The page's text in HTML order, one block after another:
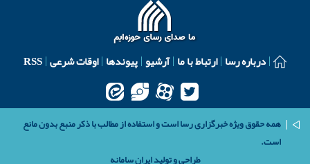
درباره رسا ارتباط با ما آرشیو پیوندها اوقات شرعی RSS
همه حقوق ویژه خبرگزاری رسا است و استفاده از مطالب با ذکر منبع بدون مانع
است.
طراحی و تولیدایران سامانه